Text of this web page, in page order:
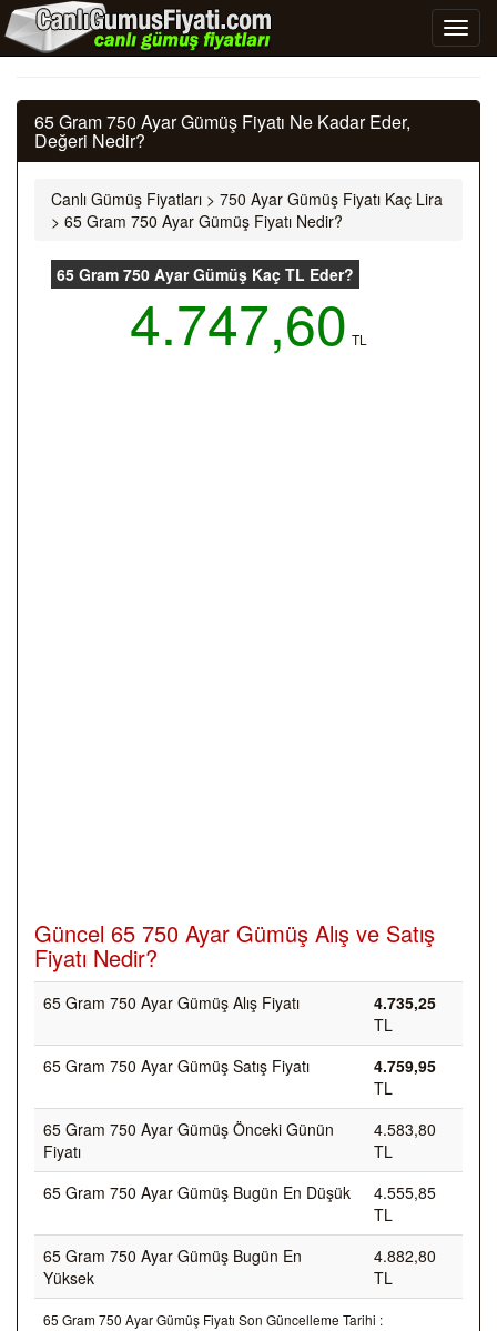
65 Gram 750 Ayar Gümüş Fiyatı Ne Kadar Eder,
Değeri Nedir?
Canlı Gümüş Fiyatları > 750 Ayar Gümüş Fiyatı Kaç Lira
> 65 Gram 750 Ayar Gümüş Fiyatı Nedir?
65 Gram 750 Ayar Gümüş Kaç TL Eder?
4.747,60 TL
Güncel 65 750 Ayar Gümüş Alış ve Satış
Fiyatı Nedir?
65 Gram 750 Ayar Gümüş Alış Fiyatı
4.735,25
TL
65 Gram 750 Ayar Gümüş Satış Fiyatı
4.759,95
TL
65 Gram 750 Ayar Gümüş Önceki Günün
Fiyatı
4.583,80
TL
65 Gram 750 Ayar Gümüş Bugün En Düşük
4.555,85
TL
65 Gram 750 Ayar Gümüş Bugün En
Yüksek
4.882,80
TL
65 Gram 750 Ayar Gümüş Fiyatı Son Güncelleme Tarihi :